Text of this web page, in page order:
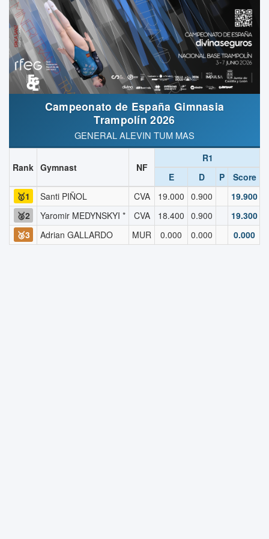
Campeonato de España Gimnasia
Trampolín 2026
GENERAL ALEVIN TUM MAS
Rank Gymnast NF
R1
E
D P
Score
🥇1
Santi PIÑOL CVA 19.000 0.900 19.900
🥈2
Yaromir MEDYNSKYI * CVA 18.400 0.900 19.300
🥉3
Adrian GALLARDO MUR 0.000 0.000 0.000